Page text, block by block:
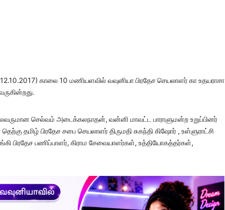
காலை 10 மணியளவில் வவுனியா பிரதேச செயலாளர் கா உதயராசா
செல்வம் அடைக்கலநாதன், வன்னி மாவட்ட பாராளுமன்ற உறுப்பினர்
தமிழ் பிரதேச சபை செயலாளர் திருமதி சுகந்தி கிஷோர் , உள்ளுராட்சி
பிரதேச பணிப்பாளர், கிராம சேவையாளர்கள், உத்தியோகத்தர்கள்,